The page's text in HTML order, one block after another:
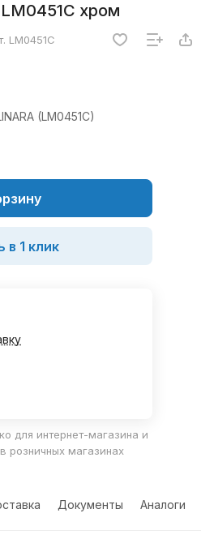
хром
LM0451C
(LM0451C)
в 1 клик
для интернет-магазина и
розничных магазинах
Документы Аналоги